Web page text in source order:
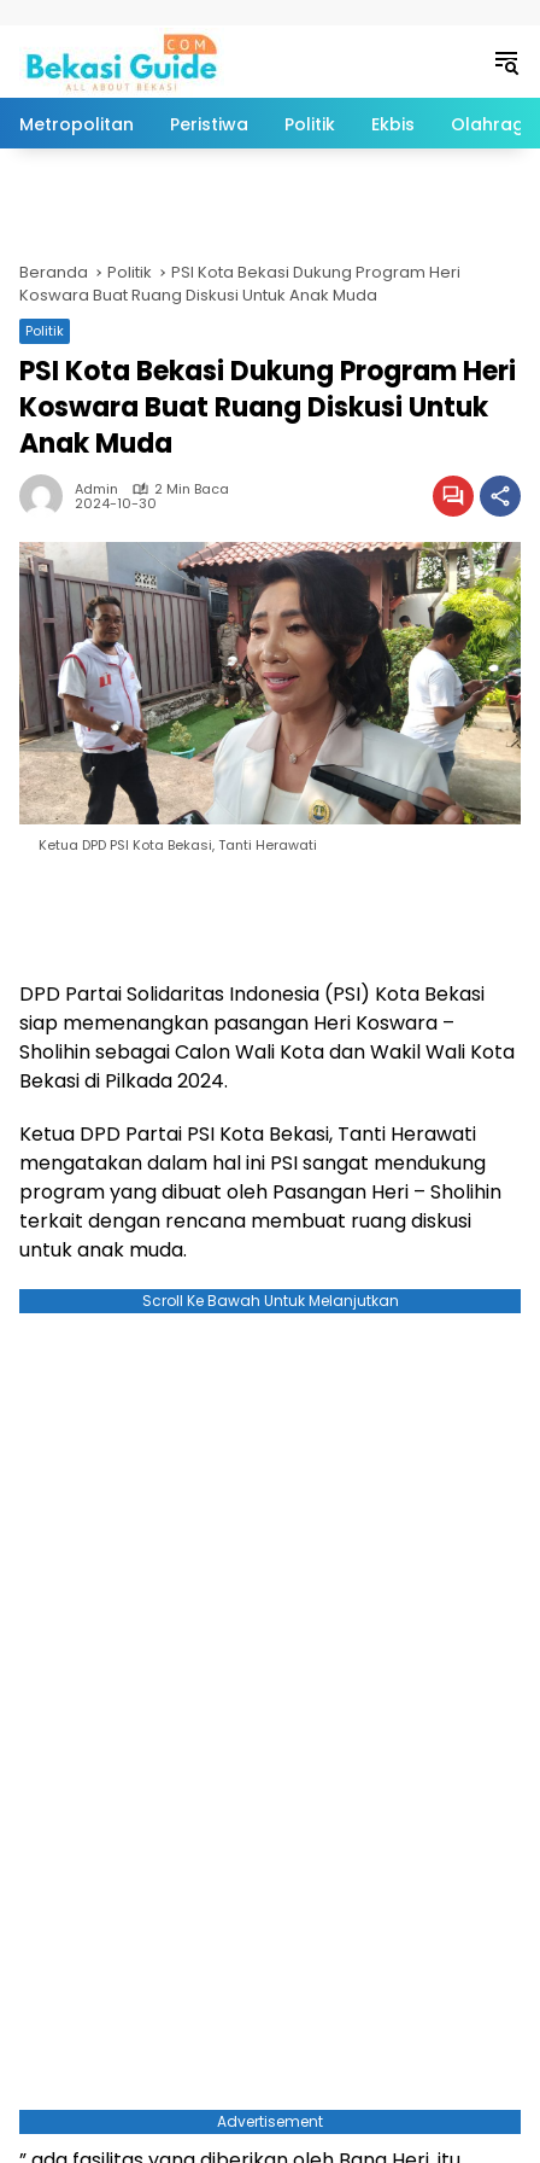
Metropolitan Peristiwa Politik Ekbis Olahraga
Beranda Politik
PSI Kota Bekasi Dukung Program Heri
Koswara Buat Ruang Diskusi Untuk Anak Muda
Politik
PSI Kota Bekasi Dukung Program Heri
Koswara Buat Ruang Diskusi Untuk
Anak Muda
Admin 2 Min Baca
2024-10-30
Ketua DPD PSI Kota Bekasi, Tanti Herawati
DPD Partai Solidaritas Indonesia (PSI) Kota Bekasi
siap memenangkan pasangan Heri Koswara –
Sholihin sebagai Calon Wali Kota dan Wakil Wali Kota
Bekasi di Pilkada 2024.
Ketua DPD Partai PSI Kota Bekasi, Tanti Herawati
mengatakan dalam hal ini PSI sangat mendukung
program yang dibuat oleh Pasangan Heri – Sholihin
terkait dengan rencana membuat ruang diskusi
untuk anak muda.
Scroll Ke Bawah Untuk Melanjutkan
Advertisement